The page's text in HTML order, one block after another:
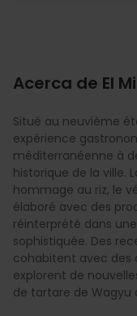
Acerca de El
Situé au neuvième
expérience
méditerranéenne à
historique de la ville.
hommage au riz, le
élaboré avec des
réinterprété dans
sophistiquée. Des
cohabitent avec des
explorent de
de tartare de Wagyu